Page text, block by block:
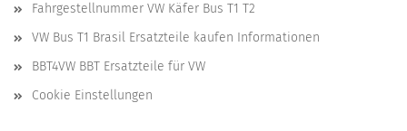
Fahrgestellnummer VW Käfer Bus T1 T2
VW Bus T1 Brasil Ersatzteile kaufen Informationen
BBT4VW BBT Ersatzteile für VW
Cookie Einstellungen